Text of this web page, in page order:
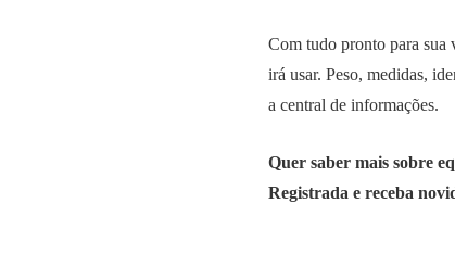
Com tudo pronto para sua
irá usar. Peso, medidas,
a central de informações.
Quer saber mais sobre
Registrada e receba